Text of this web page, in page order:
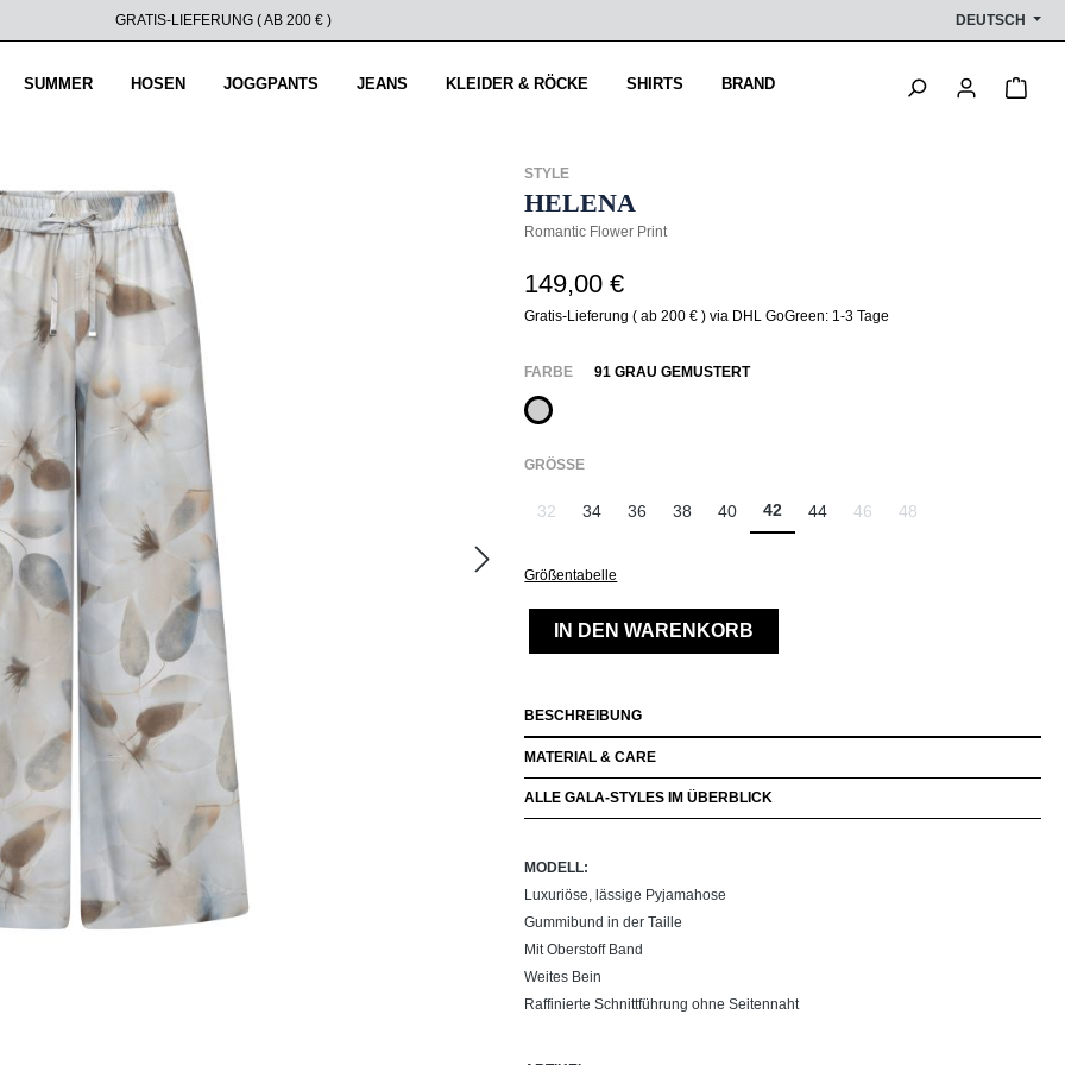
GRATIS-LIEFERUNG ( AB 200 € ) DEUTSCH
SUMMER HOSEN JOGGPANTS JEANS KLEIDER & RÖCKE SHIRTS BRAND
STYLE
HELENA
Romantic Flower Print
149,00 €
Gratis-Lieferung ( ab 200 € ) via DHL GoGreen: 1-3 Tage
FARBEAUSWÄHLEN
91 GRAU GEMUSTERT
91 Grau gemustert
GRÖSSE AUSWÄHLEN
32 34 36 38 40 42 44 46 48
Größentabelle
IN DEN WARENKORB
BESCHREIBUNG
MATERIAL & CARE
ALLE GALA-STYLES IM ÜBERBLICK
MODELL:
Luxuriöse, lässige Pyjamahose
Gummibund in der Taille
Mit Oberstoff Band
Weites Bein
Raffinierte Schnittführung ohne Seitennaht